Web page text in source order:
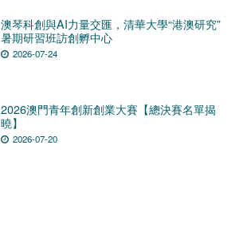
澳琴科創與AI力量交匯，清華大學“港澳研究”
暑期研習班訪創孵中心
2026-07-24
2026澳門青年創新創業大賽【總決賽名單揭
曉】
2026-07-20